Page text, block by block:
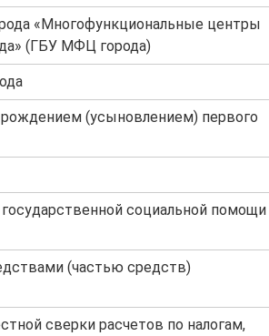
«Многофункциональные центры
(ГБУ МФЦ города)
(усыновлением) первого
социальной помощи
(частью средств)
сверки расчетов по налогам,